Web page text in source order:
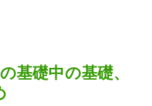
基礎中の基礎、